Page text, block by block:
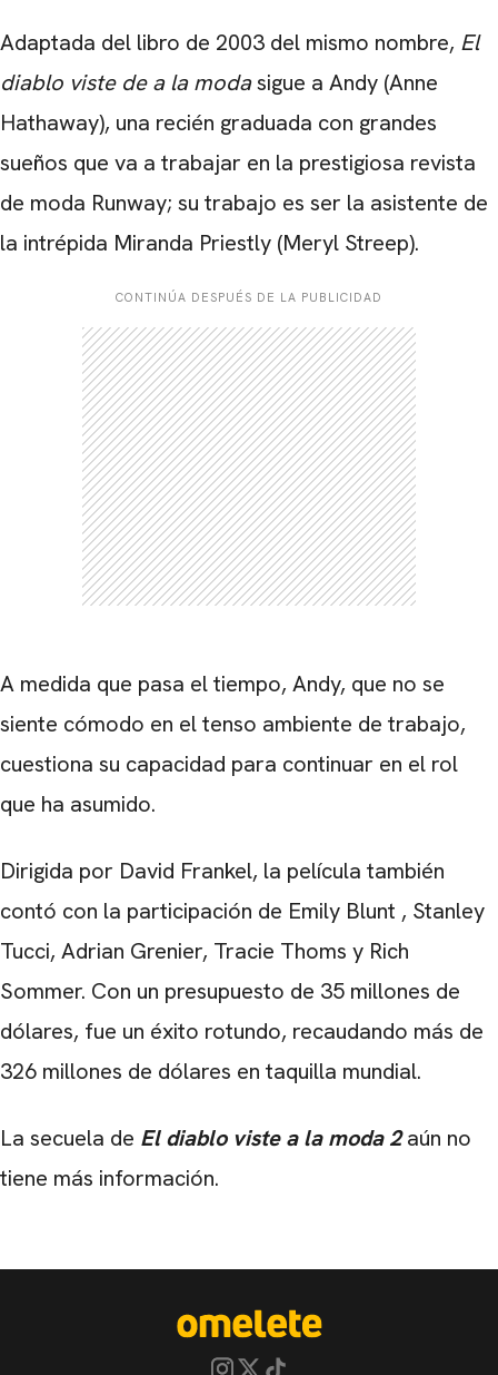
Adaptada del libro de 2003 del mismo nombre, El
diablo viste de a la modasigue a Andy (Anne
Hathaway), una recién graduada con grandes
sueños que va a trabajar en la prestigiosa revista
de moda Runway; su trabajo es ser la asistente de
la intrépida Miranda Priestly (Meryl Streep).
CONTINÚA DESPUÉS DE LA PUBLICIDAD
A medida que pasa el tiempo, Andy, que no se
siente cómodo en el tenso ambiente de trabajo,
cuestiona su capacidad para continuar en el rol
que ha asumido.
Dirigida por David Frankel, la película también
contó con la participación de Emily Blunt , Stanley
Tucci, Adrian Grenier, Tracie Thoms y Rich
Sommer. Con un presupuesto de 35 millones de
dólares, fue un éxito rotundo, recaudando más de
326 millones de dólares en taquilla mundial.
La secuela de El diablo viste a la moda 2aún no
tiene más información.